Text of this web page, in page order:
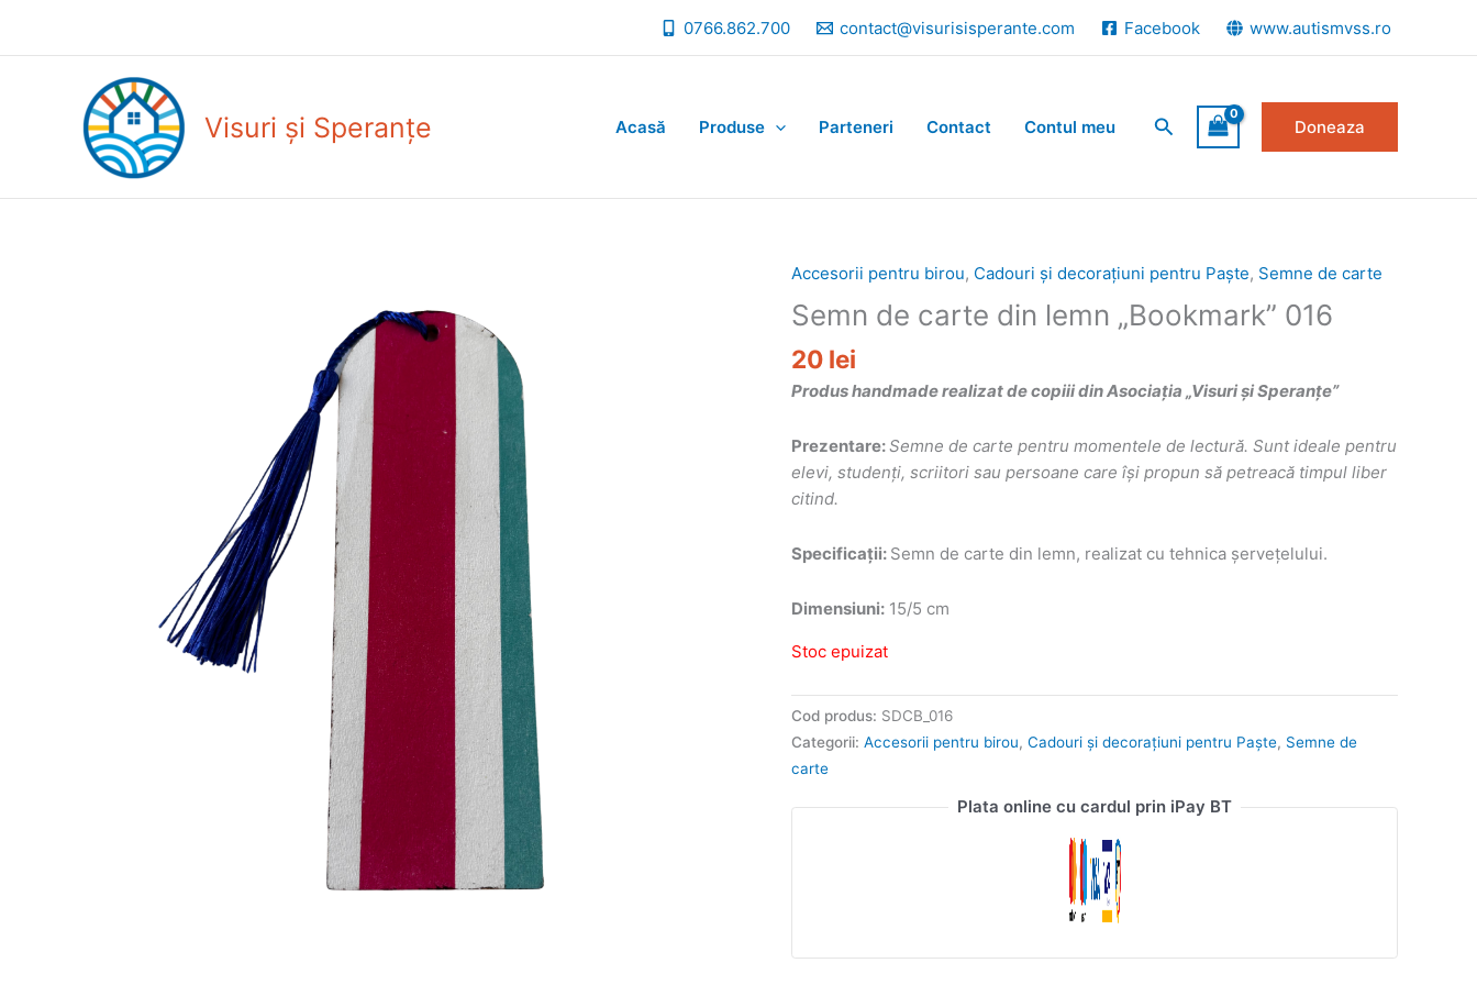
0766.862.700 contact@visurisisperante.com Facebook www.autismvss.ro
Visuri și Speranțe Acasă Produse Parteneri Contact Contul meu Search Doneaza
Accesorii pentru birou, Cadouri și decorațiuni pentru Paște, Semne de carte
Semn de carte din lemn „Bookmark” 016
20 lei
Produs handmade realizat de copiii din Asociația „Visuri și Speranțe”
Prezentare:Semne de carte pentru momentele de lectură. Sunt ideale pentru
elevi, studenți, scriitori sau persoane care își propun să petreacă timpul liber
citind.
Specificații: Semn de carte din lemn, realizat cu tehnica șervețelului.
Dimensiuni: 15/5 cm
Stoc epuizat
Cod produs: SDCB_016
Categorii: Accesorii pentru birou, Cadouri și decorațiuni pentru Paște, Semne de
carte
Plata online cu cardul prin iPay BT